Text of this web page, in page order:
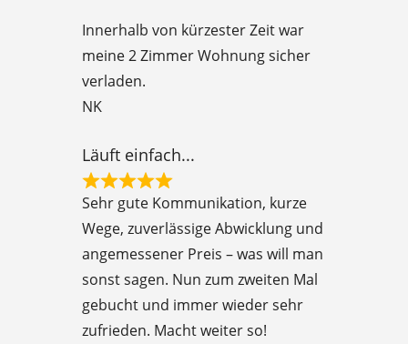
d
5
o
o
Innerhalb von kürzester Zeit war
meine 2 Zimmer Wohnung sicher
verladen.
NK
Läuft einfach...
R
d
5
Sehr gute Kommunikation, kurze
Wege, zuverlässige Abwicklung und
angemessener Preis – was will man
sonst sagen. Nun zum zweiten Mal
gebucht und immer wieder sehr
zufrieden. Macht weiter so!